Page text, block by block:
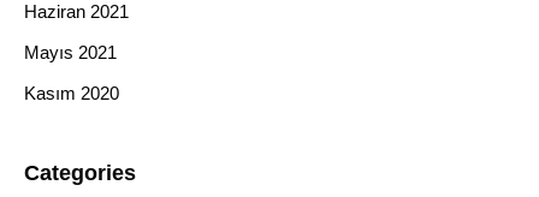
Haziran 2021
Mayıs 2021
Kasım 2020
Categories